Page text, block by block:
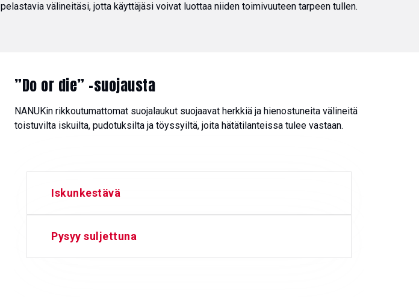
välineitäsi, jotta käyttäjäsi voivat luottaa niiden toimivuuteen tarpeen tullen.
”Do or die” -suojausta
NANUKin rikkoutumattomat suojalaukut suojaavat herkkiä ja hienostuneita välineitä
toistuvilta iskuilta, pudotuksilta ja töyssyiltä, joita hätätilanteissa tulee vastaan.
Iskunkestävä
Pysyy suljettuna